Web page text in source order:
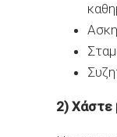
2) Χάστε